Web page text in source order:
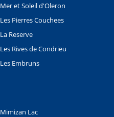
Mer et Soleil d'Oleron
Les Pierres Couchees
La Reserve
Les Rives de Condrieu
Les Embruns
Mimizan Lac